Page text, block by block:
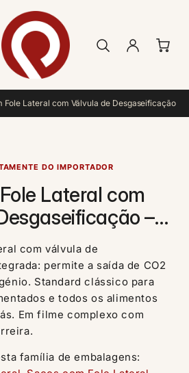
Fole Lateral com Válvula de Desgaseificação
DO IMPORTADOR
Lateral com
–
CO2 para
com válvula de
permite a saída de CO2
Standard clássico para
e todos os alimentos
Em filme complexo com
família de embalagens: